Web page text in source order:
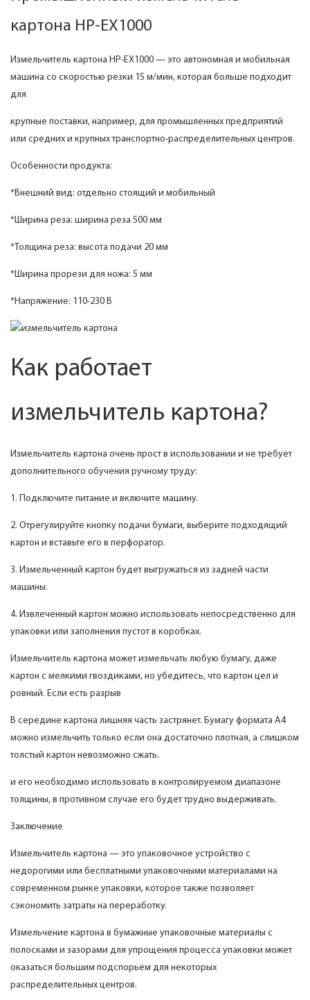
картона HP-EX1000
Измельчитель картона HP-EX1000 — это автономная и мобильная
машина со скоростью резки 15 м/мин, которая больше подходит
для
крупные поставки, например, для промышленных предприятий
или средних и крупных транспортно-распределительных центров.
Особенности продукта:
*Внешний вид: отдельно стоящий и мобильный
*Ширина реза: ширина реза 500 мм
*Толщина реза: высота подачи 20 мм
*Ширина прорези для ножа: 5 мм
*Напряжение: 110-230 В
Как работает
измельчитель картона?
Измельчитель картона очень прост в использовании и не требует
дополнительного обучения ручному труду:
1. Подключите питание и включите машину.
2. Отрегулируйте кнопку подачи бумаги, выберите подходящий
картон и вставьте его в перфоратор.
3. Измельченный картон будет выгружаться из задней части
машины.
4. Извлеченный картон можно использовать непосредственно для
упаковки или заполнения пустот в коробках.
Измельчитель картона может измельчать любую бумагу, даже
картон с мелкими гвоздиками, но убедитесь, что картон цел и
ровный. Если есть разрыв
В середине картона лишняя часть застрянет. Бумагу формата А4
можно измельчить только если она достаточно плотная, а слишком
толстый картон невозможно сжать.
и его необходимо использовать в контролируемом диапазоне
толщины, в противном случае его будет трудно выдерживать.
Заключение
Измельчитель картона — это упаковочное устройство с
недорогими или бесплатными упаковочными материалами на
современном рынке упаковки, которое также позволяет
сэкономить затраты на переработку.
Измельчение картона в бумажные упаковочные материалы с
полосками и зазорами для упрощения процесса упаковки может
оказаться большим подспорьем для некоторых
распределительных центров.